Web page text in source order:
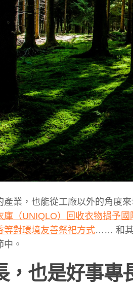
業，也能從工廠以外的角度
庫（UNIQLO）回收衣物捐予國
等對環境友善祭祀方式…… 和其
。
，也是好事專